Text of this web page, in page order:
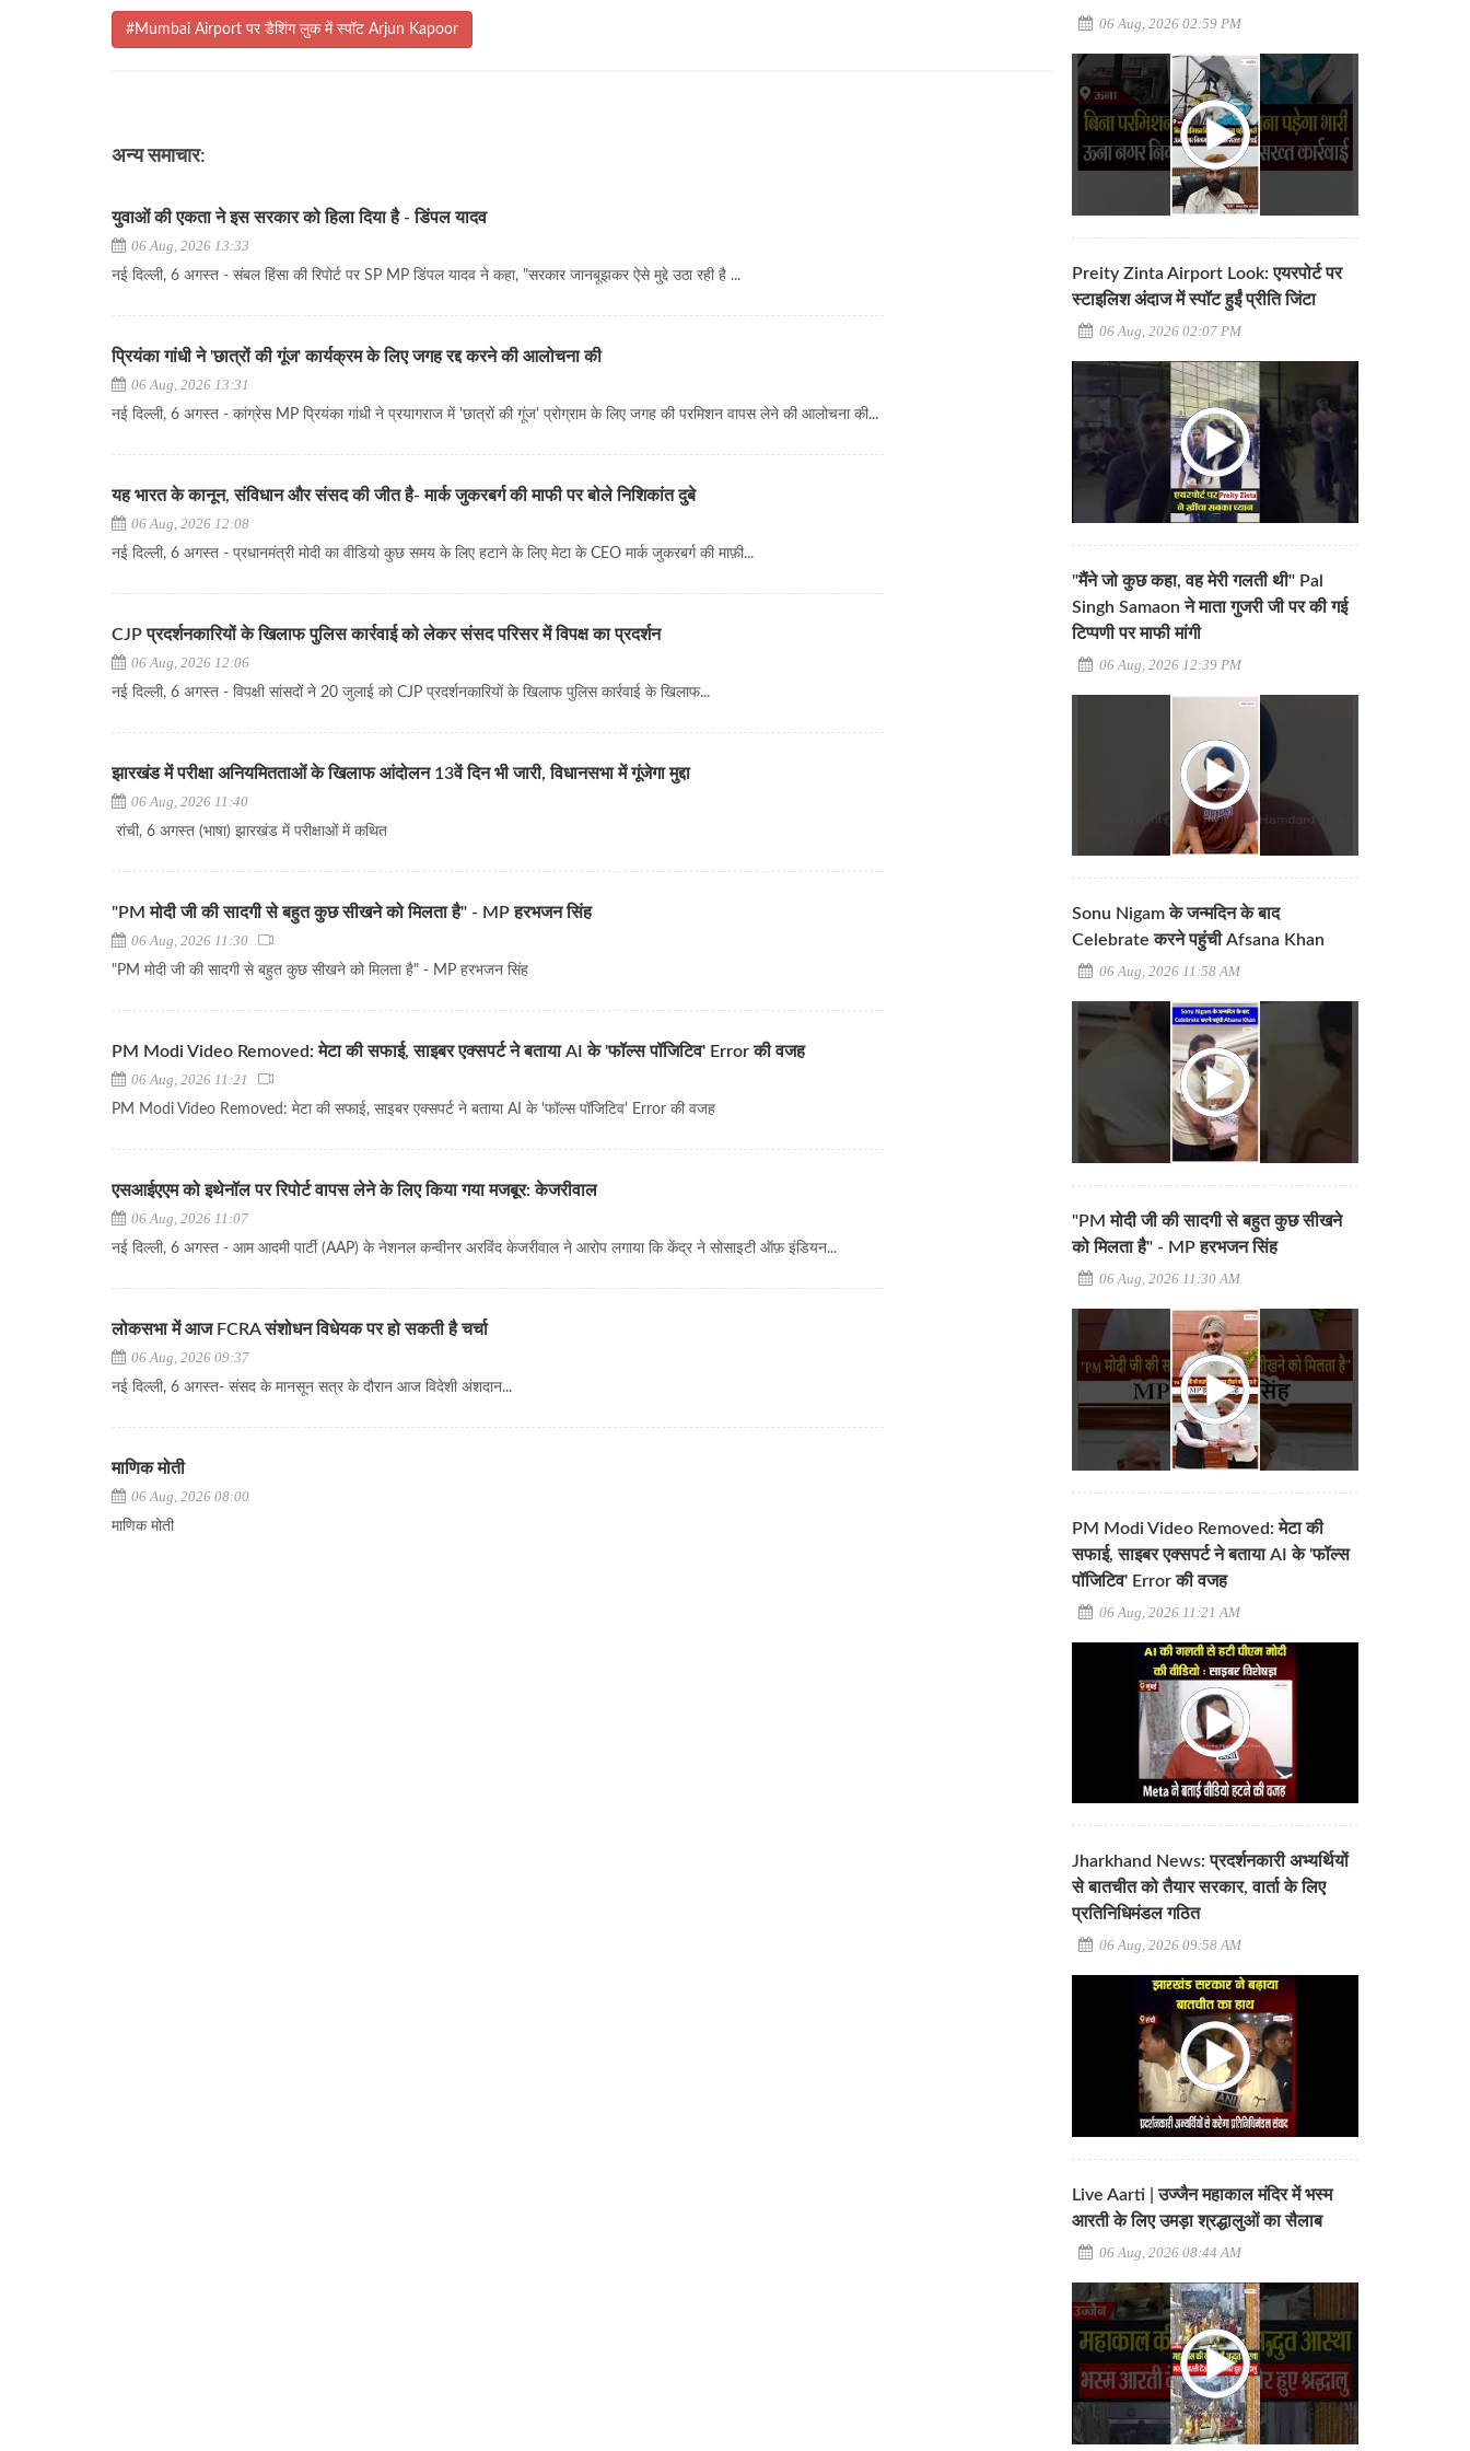
#Mumbai Airport पर डैशिंग लुक में स्पॉट Arjun Kapoor
अन्य समाचार:
युवाओं की एकता ने इस सरकार को हिला दिया है - डिंपल यादव
06 Aug, 2026 13:33
नई दिल्ली, 6 अगस्त - संबल हिंसा की रिपोर्ट पर SP MP डिंपल यादव ने कहा, "सरकार जानबूझकर ऐसे मुद्दे उठा रही है ...
प्रियंका गांधी ने 'छात्रों की गूंज' कार्यक्रम के लिए जगह रद्द करने की आलोचना की
06 Aug, 2026 13:31
नई दिल्ली, 6 अगस्त - कांग्रेस MP प्रियंका गांधी ने प्रयागराज में 'छात्रों की गूंज' प्रोग्राम के लिए जगह की परमिशन वापस लेने की आलोचना की...
यह भारत के कानून, संविधान और संसद की जीत है- मार्क जुकरबर्ग की माफी पर बोले निशिकांत दुबे
06 Aug, 2026 12:08
नई दिल्ली, 6 अगस्त - प्रधानमंत्री मोदी का वीडियो कुछ समय के लिए हटाने के लिए मेटा के CEO मार्क जुकरबर्ग की माफ़ी...
CJP प्रदर्शनकारियों के खिलाफ पुलिस कार्रवाई को लेकर संसद परिसर में विपक्ष का प्रदर्शन
06 Aug, 2026 12:06
नई दिल्ली, 6 अगस्त - विपक्षी सांसदों ने 20 जुलाई को CJP प्रदर्शनकारियों के खिलाफ पुलिस कार्रवाई के खिलाफ...
झारखंड में परीक्षा अनियमितताओं के खिलाफ आंदोलन 13वें दिन भी जारी, विधानसभा में गूंजेगा मुद्दा
06 Aug, 2026 11:40
रांची, 6 अगस्त (भाषा) झारखंड में परीक्षाओं में कथित
"PM मोदी जी की सादगी से बहुत कुछ सीखने को मिलता है" - MP हरभजन सिंह
06 Aug, 2026 11:30
"PM मोदी जी की सादगी से बहुत कुछ सीखने को मिलता है" - MP हरभजन सिंह
PM Modi Video Removed: मेटा की सफाई, साइबर एक्सपर्ट ने बताया AI के 'फॉल्स पॉजिटिव' Error की वजह
06 Aug, 2026 11:21
PM Modi Video Removed: मेटा की सफाई, साइबर एक्सपर्ट ने बताया AI के 'फॉल्स पॉजिटिव' Error की वजह
एसआईएएम को इथेनॉल पर रिपोर्ट वापस लेने के लिए किया गया मजबूर: केजरीवाल
06 Aug, 2026 11:07
नई दिल्ली, 6 अगस्त - आम आदमी पार्टी (AAP) के नेशनल कन्वीनर अरविंद केजरीवाल ने आरोप लगाया कि केंद्र ने सोसाइटी ऑफ़ इंडियन...
लोकसभा में आज FCRA संशोधन विधेयक पर हो सकती है चर्चा
06 Aug, 2026 09:37
नई दिल्ली, 6 अगस्त- संसद के मानसून सत्र के दौरान आज विदेशी अंशदान...
माणिक मोती
06 Aug, 2026 08:00
माणिक मोती
06 Aug, 2026 02:59 PM
Preity Zinta Airport Look: एयरपोर्ट पर
स्टाइलिश अंदाज में स्पॉट हुईं प्रीति जिंटा
06 Aug, 2026 02:07 PM
"मैंने जो कुछ कहा, वह मेरी गलती थी" Pal
Singh Samaon ने माता गुजरी जी पर की गई
टिप्पणी पर माफी मांगी
06 Aug, 2026 12:39 PM
Sonu Nigam के जन्मदिन के बाद
Celebrate करने पहुंची Afsana Khan
06 Aug, 2026 11:58 AM
"PM मोदी जी की सादगी से बहुत कुछ सीखने
को मिलता है" - MP हरभजन सिंह
06 Aug, 2026 11:30 AM
PM Modi Video Removed: मेटा की
सफाई, साइबर एक्सपर्ट ने बताया AI के 'फॉल्स
पॉजिटिव' Error की वजह
06 Aug, 2026 11:21 AM
Jharkhand News: प्रदर्शनकारी अभ्यर्थियों
से बातचीत को तैयार सरकार, वार्ता के लिए
प्रतिनिधिमंडल गठित
06 Aug, 2026 09:58 AM
Live Aarti | उज्जैन महाकाल मंदिर में भस्म
आरती के लिए उमड़ा श्रद्धालुओं का सैलाब
06 Aug, 2026 08:44 AM